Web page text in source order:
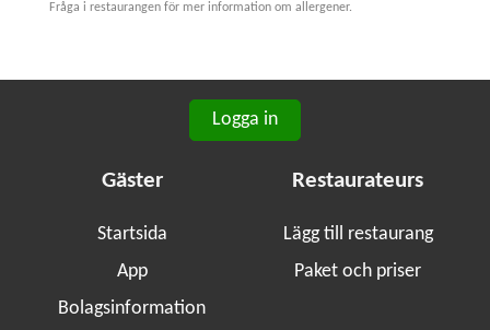
Fråga i restaurangen för mer information om allergener.
Logga in
Gäster
Startsida
App
Bolagsinformation
Restaurateurs
Lägg till restaurang
Paket och priser